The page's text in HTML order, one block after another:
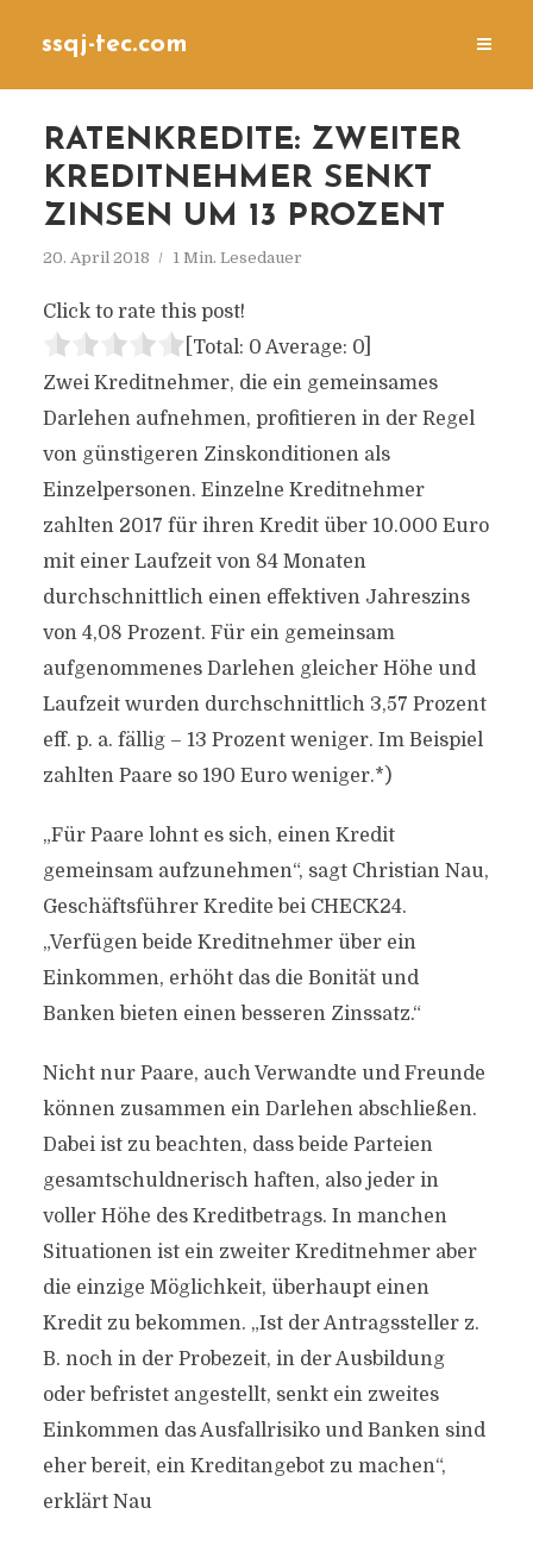
ssqj-tec.com
RATENKREDITE: ZWEITER
KREDITNEHMER SENKT
ZINSEN UM 13 PROZENT
20. April 2018 1 Min. Lesedauer
Click to rate this post!
[Total: 0 Average: 0]
Zwei Kreditnehmer, die ein gemeinsames
Darlehen aufnehmen, profitieren in der Regel
von günstigeren Zinskonditionen als
Einzelpersonen. Einzelne Kreditnehmer
zahlten 2017 für ihren Kredit über 10.000 Euro
mit einer Laufzeit von 84 Monaten
durchschnittlich einen effektiven Jahreszins
von 4,08 Prozent. Für ein gemeinsam
aufgenommenes Darlehen gleicher Höhe und
Laufzeit wurden durchschnittlich 3,57 Prozent
eff. p. a. fällig – 13 Prozent weniger. Im Beispiel
zahlten Paare so 190 Euro weniger.*)
„Für Paare lohnt es sich, einen Kredit
gemeinsam aufzunehmen“, sagt Christian Nau,
Geschäftsführer Kredite bei CHECK24.
„Verfügen beide Kreditnehmer über ein
Einkommen, erhöht das die Bonität und
Banken bieten einen besseren Zinssatz.“
Nicht nur Paare, auch Verwandte und Freunde
können zusammen ein Darlehen abschließen.
Dabei ist zu beachten, dass beide Parteien
gesamtschuldnerisch haften, also jeder in
voller Höhe des Kreditbetrags. In manchen
Situationen ist ein zweiter Kreditnehmer aber
die einzige Möglichkeit, überhaupt einen
Kredit zu bekommen. „Ist der Antragssteller z.
B. noch in der Probezeit, in der Ausbildung
oder befristet angestellt, senkt ein zweites
Einkommen das Ausfallrisiko und Banken sind
eher bereit, ein Kreditangebot zu machen“,
erklärt Nau